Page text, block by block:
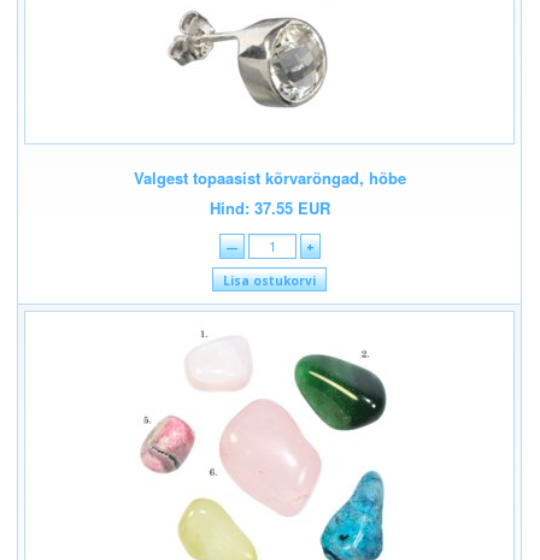
Valgest topaasist kõrvarõngad, hõbe
Hind: 37.55 EUR
—
+
Lisa ostukorvi